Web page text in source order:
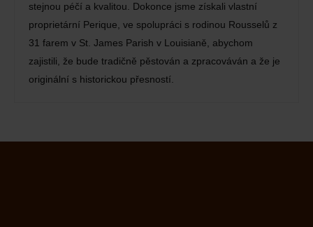
stejnou péčí a kvalitou. Dokonce jsme získali vlastní
proprietární Perique, ve spolupráci s rodinou Rousselů z
31 farem v St. James Parish v Louisianě, abychom
zajistili, že bude tradičně pěstován a zpracováván a že je
originální s historickou přesností.